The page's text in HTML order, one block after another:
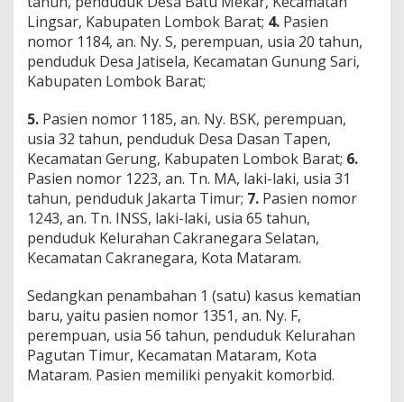
Lingsar, Kabupaten Lombok Barat; 4. Pasien
nomor 1184, an. Ny. S, perempuan, usia 20 tahun,
penduduk Desa Jatisela, Kecamatan Gunung Sari,
Kabupaten Lombok Barat;
5. Pasien nomor 1185, an. Ny. BSK, perempuan,
usia 32 tahun, penduduk Desa Dasan Tapen,
Kecamatan Gerung, Kabupaten Lombok Barat; 6.
Pasien nomor 1223, an. Tn. MA, laki-laki, usia 31
tahun, penduduk Jakarta Timur; 7. Pasien nomor
1243, an. Tn. INSS, laki-laki, usia 65 tahun,
penduduk Kelurahan Cakranegara Selatan,
Kecamatan Cakranegara, Kota Mataram.
Sedangkan penambahan 1 (satu) kasus kematian
baru, yaitu pasien nomor 1351, an. Ny. F,
perempuan, usia 56 tahun, penduduk Kelurahan
Pagutan Timur, Kecamatan Mataram, Kota
Mataram. Pasien memiliki penyakit komorbid.